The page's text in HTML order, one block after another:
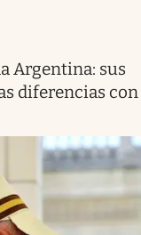
Argentina: sus
diferencias con